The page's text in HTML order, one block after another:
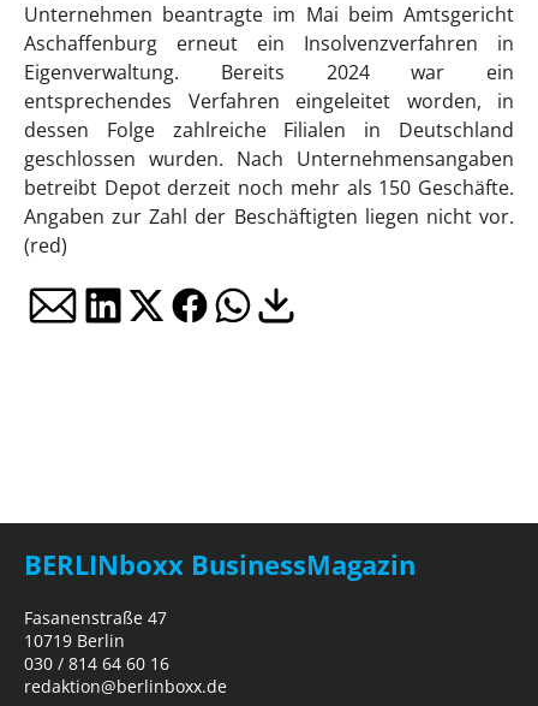
Unternehmen beantragte im Mai beim Amtsgericht
Aschaffenburg erneut ein Insolvenzverfahren in
Eigenverwaltung. Bereits 2024 war ein
entsprechendes Verfahren eingeleitet worden, in
dessen Folge zahlreiche Filialen in Deutschland
geschlossen wurden. Nach Unternehmensangaben
betreibt Depot derzeit noch mehr als 150 Geschäfte.
Angaben zur Zahl der Beschäftigten liegen nicht vor.
(red)
BERLINboxx BusinessMagazin
Fasanenstraße 47
10719 Berlin
030 / 814 64 60 16
redaktion@berlinboxx.de